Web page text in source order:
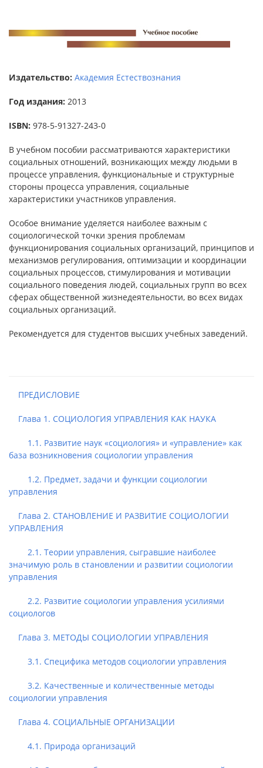
Издательство: Академия Естествознания
Год издания: 2013
ISBN: 978-5-91327-243-0
В учебном пособии рассматриваются характеристики
социальных отношений, возникающих между людьми в
процессе управления, функциональные и структурные
стороны процесса управления, социальные
характеристики участников управления.
Особое внимание уделяется наиболее важным с
социологической точки зрения проблемам
функционирования социальных организаций, принципов и
механизмов регулирования, оптимизации и координации
социальных процессов, стимулирования и мотивации
социального поведения людей, социальных групп во всех
сферах общественной жизнедеятельности, во всех видах
социальных организаций.
Рекомендуется для студентов высших учебных заведений.
ПРЕДИСЛОВИЕ
Глава 1. СОЦИОЛОГИЯ УПРАВЛЕНИЯ КАК НАУКА
1.1. Развитие наук «социология» и «управление» как
база возникновения социологии управления
1.2. Предмет, задачи и функции социологии
управления
Глава 2. СТАНОВЛЕНИЕ И РАЗВИТИЕ СОЦИОЛОГИИ
УПРАВЛЕНИЯ
2.1. Теории управления, сыгравшие наиболее
значимую роль в становлении и развитии социологии
управления
2.2. Развитие социологии управления усилиями
социологов
Глава 3. МЕТОДЫ СОЦИОЛОГИИ УПРАВЛЕНИЯ
3.1. Специфика методов социологии управления
3.2. Качественные и количественные методы
социологии управления
Глава 4. СОЦИАЛЬНЫЕ ОРГАНИЗАЦИИ
4.1. Природа организаций